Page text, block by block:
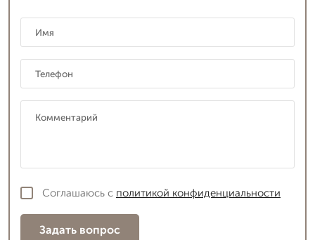
Соглашаюсь с политикой конфиденциальности
Задать вопрос